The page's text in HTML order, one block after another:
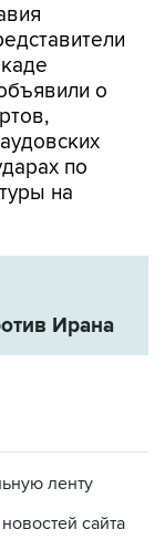
о
по
на
Ирана
ленту
сайта